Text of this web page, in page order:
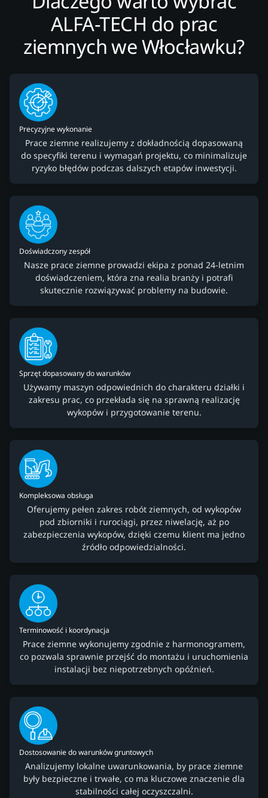
ALFA-TECH do prac
ziemnych we Włocławku?
Precyzyjne wykonanie
Prace ziemne realizujemy z dokładnością dopasowaną
do specyfiki terenu i wymagań projektu, co minimalizuje
ryzyko błędów podczas dalszych etapów inwestycji.
Doświadczony zespół
Nasze prace ziemne prowadzi ekipa z ponad 24-letnim
doświadczeniem, która zna realia branży i potrafi
skutecznie rozwiązywać problemy na budowie.
Sprzęt dopasowany do warunków
Używamy maszyn odpowiednich do charakteru działki i
zakresu prac, co przekłada się na sprawną realizację
wykopów i przygotowanie terenu.
Kompleksowa obsługa
Oferujemy pełen zakres robót ziemnych, od wykopów
pod zbiorniki i rurociągi, przez niwelację, aż po
zabezpieczenia wykopów, dzięki czemu klient ma jedno
źródło odpowiedzialności.
Terminowość i koordynacja
Prace ziemne wykonujemy zgodnie z harmonogramem,
co pozwala sprawnie przejść do montażu i uruchomienia
instalacji bez niepotrzebnych opóźnień.
Dostosowanie do warunków gruntowych
Analizujemy lokalne uwarunkowania, by prace ziemne
były bezpieczne i trwałe, co ma kluczowe znaczenie dla
stabilności całej oczyszczalni.